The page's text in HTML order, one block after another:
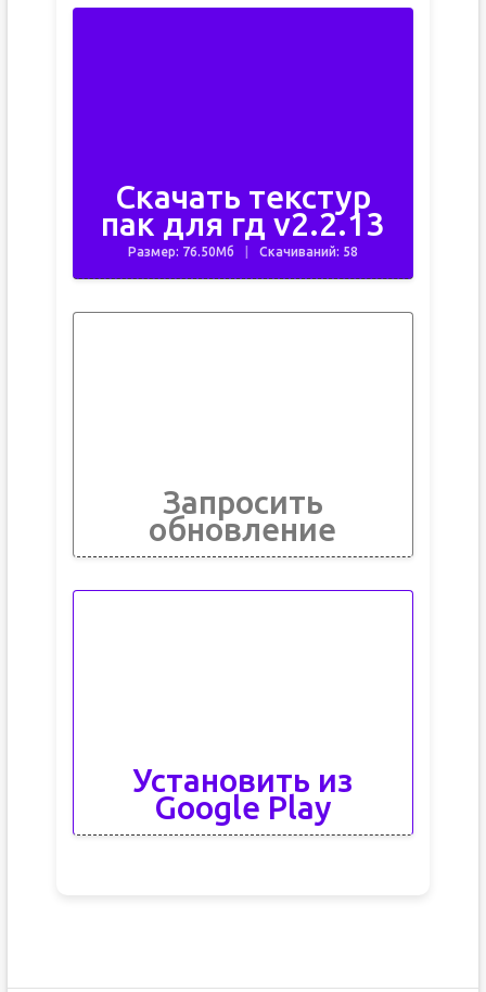
Скачать текстур
пак для гд v2.2.13
Размер: 76.50Мб Скачиваний: 58
Запросить
обновление
Установить из
Google Play